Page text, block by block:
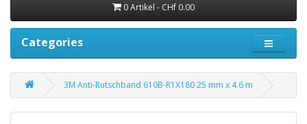
0 Artikel - CHf 0.00
Categories
3M Anti-Rutschband 610B-R1X180 25 mm x 4.6 m